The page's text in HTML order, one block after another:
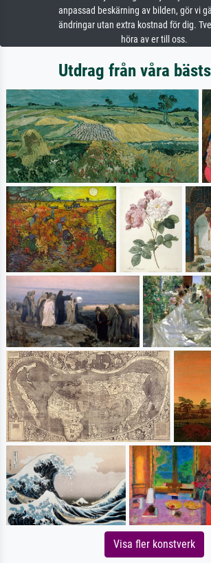
anpassad beskärning av bilden, gör vi
ändringar utan extra kostnad för dig.
höra av er till oss.
Utdrag från våra
Visa fler konstverk